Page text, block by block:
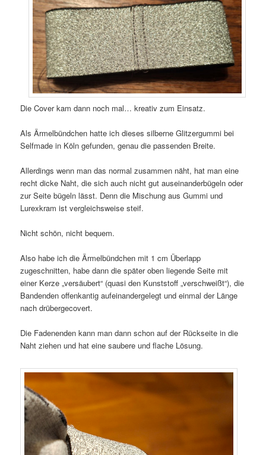
Die Cover kam dann noch mal… kreativ zum Einsatz.
Als Ärmelbündchen hatte ich dieses silberne Glitzergummi bei
Selfmade in Köln gefunden, genau die passenden Breite.
Allerdings wenn man das normal zusammen näht, hat man eine
recht dicke Naht, die sich auch nicht gut auseinanderbügeln oder
zur Seite bügeln lässt. Denn die Mischung aus Gummi und
Lurexkram ist vergleichsweise steif.
Nicht schön, nicht bequem.
Also habe ich die Ärmelbündchen mit 1 cm Überlapp
zugeschnitten, habe dann die später oben liegende Seite mit
einer Kerze „versäubert“ (quasi den Kunststoff „verschweißt“), die
Bandenden offenkantig aufeinandergelegt und einmal der Länge
nach drübergecovert.
Die Fadenenden kann man dann schon auf der Rückseite in die
Naht ziehen und hat eine saubere und flache Lösung.